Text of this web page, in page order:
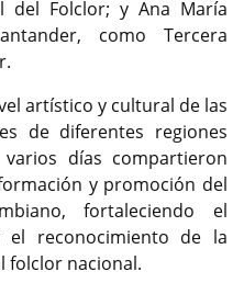
del Folclor; y Ana María
como Tercera
artístico y cultural de las
de diferentes regiones
días compartieron
y promoción del
fortaleciendo el
el reconocimiento de la
folclor nacional.